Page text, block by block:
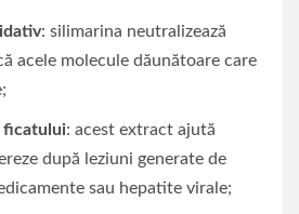
: silimarina neutralizează
acele molecule dăunătoare care
ficatului: acest extract ajută
după leziuni generate de
sau hepatite virale;